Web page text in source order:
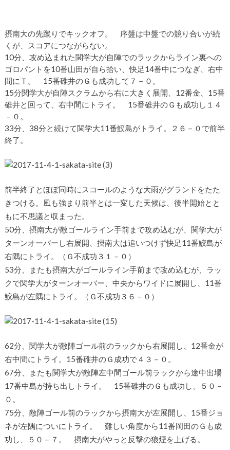
摂南大の先蹴りでキックオフ。 序盤は中盤での競り合いが続
くが、スコアにつながらない。
10分、攻め込まれた関学大が自陣でのラックからライン裏への
ゴロパントを10番山田が自ら拾い、快足14番中につなぎ、右中
間にＴ。 15番碓井のＧも成功して７－０。
15分関学大が自陣スクラムから右に大きく展開、12番金、15番
碓井と回って、右中間にトライ。 15番碓井のＧも成功し１４
－０。
33分、38分と続けて関学大11番鮫島がトライ。２６－０で前半
終了。
前半終了とほぼ同時にスコールのような大雨がグランドをたた
きつける。風も強まり前半とは一変した天候は、後半開始とと
もに不思議と収まった。
50分、摂南大が敵ゴールライン手前まで攻め込むが、関学大が
ターンオーバーし右展開、摂南大は追いつけず快足11番鮫島が
右隅にトライ。（Ｇ不成功３１－０）
53分、またも摂南大がゴールライン手前まで攻め込むが、ラッ
クで関学大がターンオーバー、中央からワイドに展開し、11番
鮫島が左隅にトライ。（Ｇ不成功３６－０）
62分、関学大が敵陣ゴール前のラックから右展開し、12番金が
右中間にトライ。15番碓井のＧ成功で４３－０。
67分、またも関学大が敵陣左中間ゴール前ラックから途中出場
17番中島が持ち出しトライ。 15番碓井のＧも成功し、５０－
０。
75分、敵陣ゴール前のラックから摂南大が左展開し、15番ジョ
ネが左隅についにトライ。 難しい角度から11番岡田のＧも成
功し、５０－７。 摂南大がやっと反撃の狼煙を上げる。